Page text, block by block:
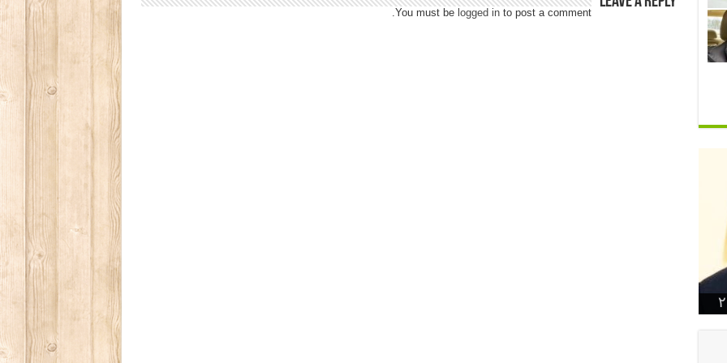
You must be logged into post a comment.